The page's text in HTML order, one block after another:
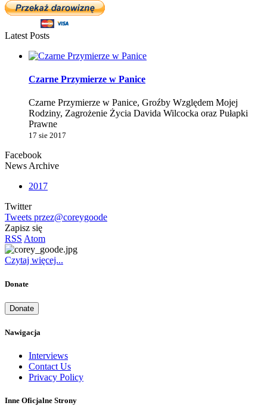
Latest Posts
Czarne Przymierze w Panice
Czarne Przymierze w Panice, Groźby Względem Mojej
Rodziny, Zagrożenie Życia Davida Wilcocka oraz Pułapki
Prawne
17 sie 2017
Facebook
News Archive
2017
Twitter
Tweets przez@coreygoode
Zapisz się
RSS Atom
Czytaj więcej...
Donate
Donate
Nawigacja
Interviews
Contact Us
Privacy Policy
Inne Oficjalne Strony